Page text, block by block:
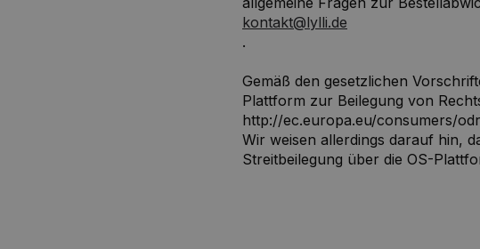
kontakt@lylli.de
.
Gemäß den gesetzlichen
Plattform zur Beilegung von
http://ec.europa.eu/consumers/
Wir weisen allerdings darauf hin,
Streitbeilegung über die OS-